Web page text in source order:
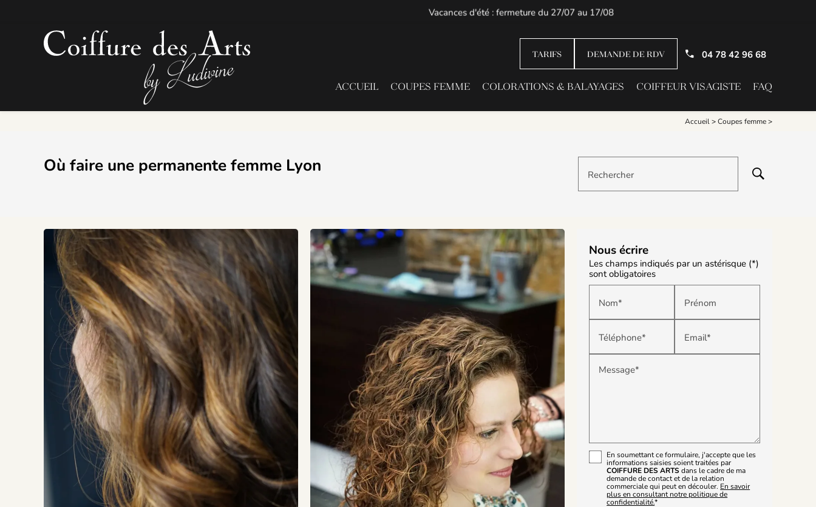
TARIFS DEMANDE DE RDV 04 78 42 96 68
ACCUEIL COUPES FEMME COLORATIONS & BALAYAGES COIFFEUR VISAGISTE FAQ
Accueil>Coupes femme>
Où faire une permanente femme Lyon Rechercher
Nous écrire
Les champs indiqués par un astérisque (*)
sont obligatoires
Nom* Prénom
Téléphone* Email*
Message*
En soumettant ce formulaire, j'accepte que les
informations saisies soient traitées par
COIFFURE DES ARTSdans le cadre de ma
demande de contact et de la relation
commerciale qui peut en découler. En savoir
plus en consultant notre politique de
confidentialité.*